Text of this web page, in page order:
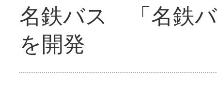
名鉄バス 「名鉄
を開発